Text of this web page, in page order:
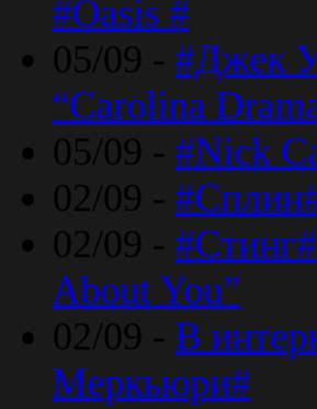
#Oasis #
05/09 - #Джек
“Carolina
05/09 - #Nick
02/09 -
02/09 -
About You”
02/09 - В
Меркьюри#